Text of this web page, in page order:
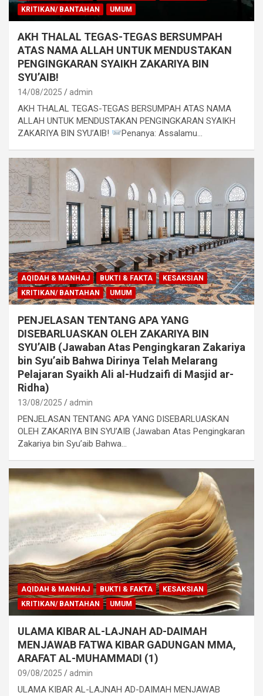
KRITIKAN/ BANTAHAN
UMUM
AKH THALAL TEGAS-TEGAS BERSUMPAH
ATAS NAMA ALLAH UNTUK MENDUSTAKAN
PENGINGKARAN SYAIKH ZAKARIYA BIN
SYU’AIB!
14/08/2025 admin
AKH THALAL TEGAS-TEGAS BERSUMPAH ATAS NAMA
ALLAH UNTUK MENDUSTAKAN PENGINGKARAN SYAIKH
ZAKARIYA BIN SYU’AIB!
Penanya: Assalamu…
AQIDAH & MANHAJ BUKTI & FAKTA
KESAKSIAN
KRITIKAN/ BANTAHAN
UMUM
PENJELASAN TENTANG APA YANG
DISEBARLUASKAN OLEH ZAKARIYA BIN
SYU’AIB (Jawaban Atas Pengingkaran Zakariya
bin Syu’aib Bahwa Dirinya Telah Melarang
Pelajaran Syaikh Ali al-Hudzaifi di Masjid ar-
Ridha)
13/08/2025 admin
PENJELASAN TENTANG APA YANG DISEBARLUASKAN
OLEH ZAKARIYA BIN SYU’AIB (Jawaban Atas Pengingkaran
Zakariya bin Syu’aib Bahwa…
AQIDAH & MANHAJ BUKTI & FAKTA
KESAKSIAN
KRITIKAN/ BANTAHAN
UMUM
ULAMA KIBAR AL-LAJNAH AD-DAIMAH
MENJAWAB FATWA KIBAR GADUNGAN MMA,
ARAFAT AL-MUHAMMADI (1)
09/08/2025 admin
ULAMA KIBAR AL-LAJNAH AD-DAIMAH MENJAWAB